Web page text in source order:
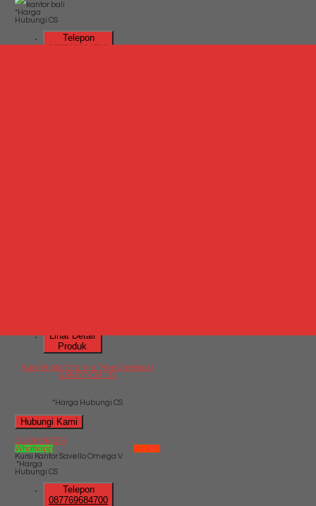
*Harga
Hubungi CS
Telepon
087769684700
Lihat Detail
Produk
Kursi Kantor Stramm Type Chelsea I
GAR SYNCH T33
*Harga Hubungi CS
Hubungi Kami
QUICK ORDER
Whatsapp
via SMS
Kursi Kantor Savello Omega V
*Harga
Hubungi CS
Telepon
087769684700